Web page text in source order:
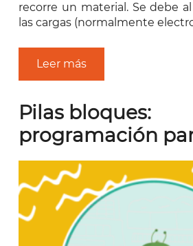
recorre un material. Se debe
las cargas (normalmente
Leer más
Pilas bloques:
programación